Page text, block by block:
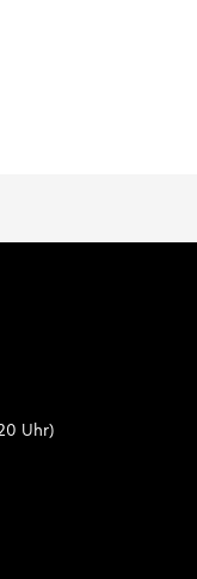
Uhr)